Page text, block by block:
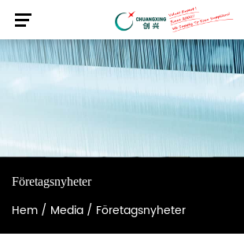
Företagsnyheter
Hem / Media / Företagsnyheter